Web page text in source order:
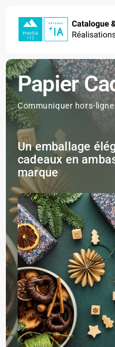
content
Papier
Communiquer hors-ligne
Un emballage
cadeaux en
marque